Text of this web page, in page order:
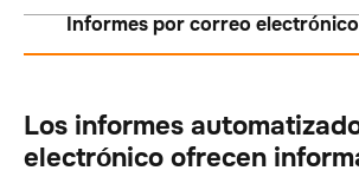
Informes por correo
Los informes
electrónico ofrecen